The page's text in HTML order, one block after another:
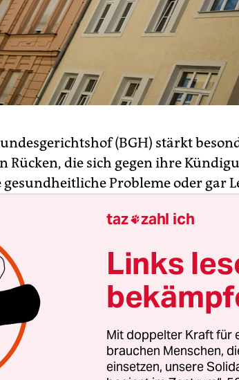
(BGH) stärkt
Rücken, die sich gegen ihre
gesundheitliche Probleme oder gar
stattgibt, hat er sich
welche Folgen der Umzug für den
wie wahrscheinlich es ist, dass
Mittwoch verkündeten Urteil
Richter hatten über einen Streit
zu entscheiden. Dort will eine
ihr Haus aus Platzgründen für
taz zahl ich
Links
Mit doppelter Kraft für
brauchen Menschen,
einsetzen, unsere